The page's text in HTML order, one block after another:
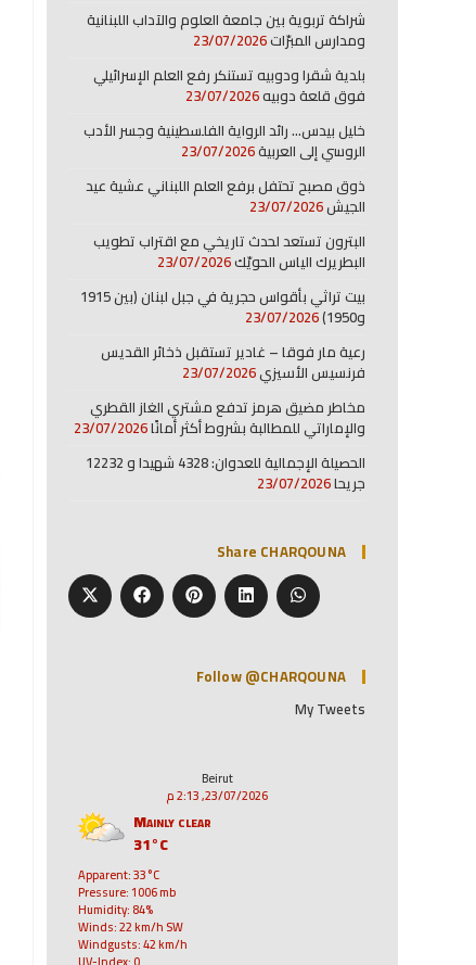
شراكة تربوية بين جامعة العلوم والآداب اللبنانية
ومدارس المبرّات23/07/2026
بلدية شقرا ودوبيه تستنكر رفع العلم الإسرائيلي
فوق قلعة دوبيه23/07/2026
خليل بيدس… رائد الرواية الفلسطينية وجسر الأدب
الروسي إلى العربية23/07/2026
ذوق مصبح تحتفل برفع العلم اللبناني عشية عيد
الجيش23/07/2026
البترون تستعد لحدث تاريخي مع اقتراب تطويب
البطريرك الياس الحويّك23/07/2026
بيت تراثي بأقواس حجرية في جبل لبنان (بين 1915
و1950)
23/07/2026
رعية مار فوقا – غادير تستقبل ذخائر القديس
فرنسيس الأسيزي23/07/2026
مخاطر مضيق هرمز تدفع مشتري الغاز القطري
والإماراتي للمطالبة بشروط أكثر أمانًا23/07/2026
الحصيلة الإجمالية للعدوان: 4328 شهيدا و 12232
جريحا23/07/2026
Share CHARQOUNA
Follow @CHARQOUNA
My Tweets
Beirut
23/07/2026, 2:13 م
Mainly clear
31°C
Apparent: 33°C
Pressure: 1006 mb
Humidity: 84%
Winds: 22 km/h SW
Windgusts: 42 km/h